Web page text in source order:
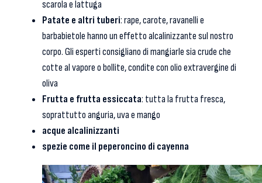
scarola e lattuga
Patate e altri tuberi: rape, carote, ravanelli e
barbabietole hanno un effetto alcalinizzante sul nostro
corpo. Gli esperti consigliano di mangiarle sia crude che
cotte al vapore o bollite, condite con olio extravergine di
oliva
Frutta e frutta essiccata: tutta la frutta fresca,
soprattutto anguria, uva e mango
acque alcalinizzanti
spezie come il peperoncino di cayenna